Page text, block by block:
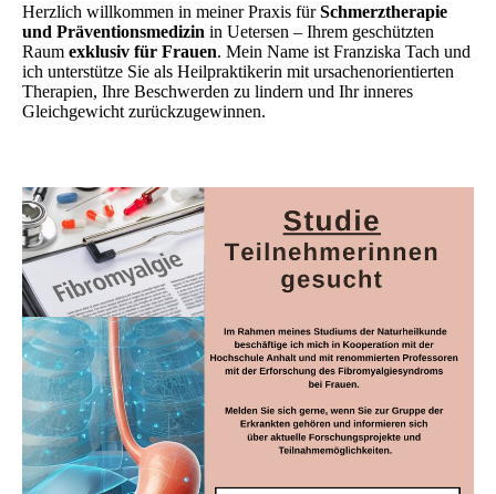
Herzlich willkommen in meiner Praxis fürSchmerztherapie
und Präventionsmedizin in Uetersen – Ihrem geschützten
Raum exklusiv für Frauen. Mein Name ist Franziska Tach und
ich unterstütze Sie als Heilpraktikerin mit ursachenorientierten
Therapien, Ihre Beschwerden zu lindern und Ihr inneres
Gleichgewicht zurückzugewinnen.